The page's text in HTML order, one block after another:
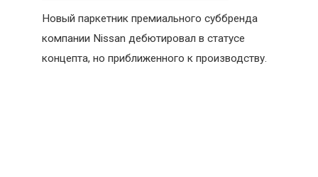
Новый паркетник премиального суббренда
компании Nissan дебютировал в статусе
концепта, но приближенного к производству.